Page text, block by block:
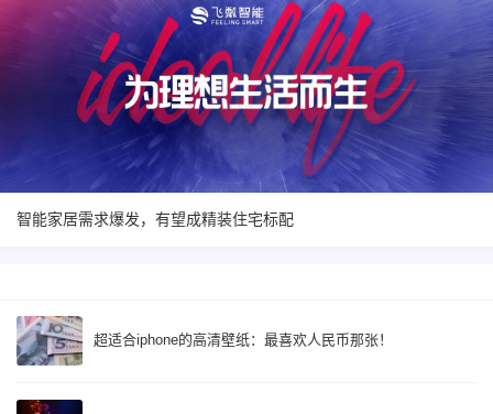
智能家居需求爆发，有望成精装住宅标配
超适合iphone的高清壁纸：最喜欢人民币那张！